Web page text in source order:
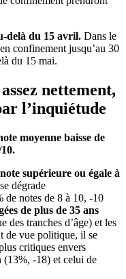
delà du 15 avril. Dans le
confinement jusqu’au 30
du 15 mai.
nettement,
l’inquiétude
moyenne baisse de
supérieure ou égale à
dégrade
de notes de 8 à 10, -10
de plus de 35 ans
des tranches d’âge) et les
de vue politique, il se
critiques envers
(13%, -18) et celui de